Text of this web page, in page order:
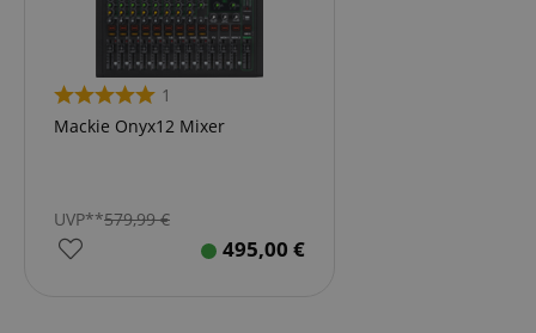
1
Mackie Onyx12 Mixer
UVP**579,99€
495,00 €